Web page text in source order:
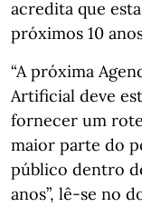
acredita que
próximos 10
“A próxima
Artificial deve
fornecer um
maior parte do
público dentro
anos”, lê-se no